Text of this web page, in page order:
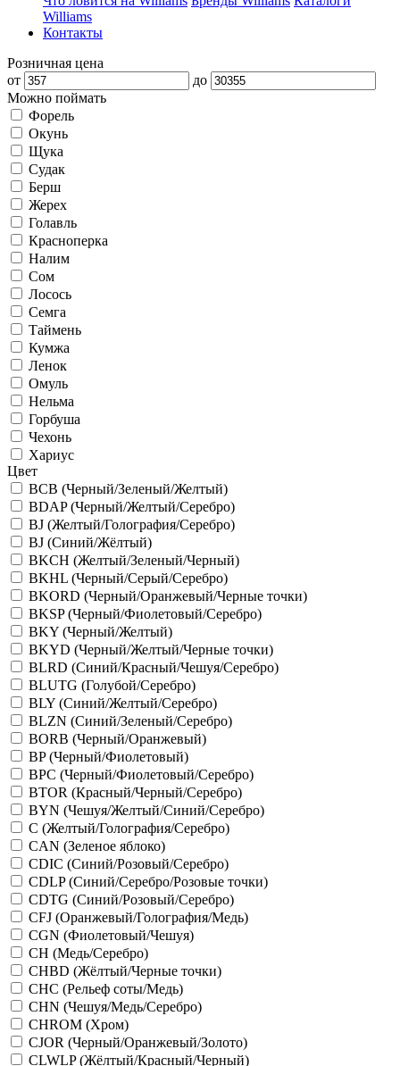
Williams
Контакты
Розничная цена
от
до
Можно поймать
Форель
Окунь
Щука
Судак
Берш
Жерех
Голавль
Красноперка
Налим
Сом
Лосось
Семга
Таймень
Кумжа
Ленок
Омуль
Нельма
Горбуша
Чехонь
Хариус
Цвет
BCB (Черный/Зеленый/Желтый)
BDAP (Черный/Желтый/Серебро)
BJ (Желтый/Голография/Серебро)
BJ (Синий/Жёлтый)
BKCH (Желтый/Зеленый/Черный)
BKHL (Черный/Серый/Серебро)
BKORD (Черный/Оранжевый/Черные точки)
BKSP (Черный/Фиолетовый/Серебро)
BKY (Черный/Желтый)
BKYD (Черный/Желтый/Черные точки)
BLRD (Синий/Красный/Чешуя/Серебро)
BLUTG (Голубой/Серебро)
BLY (Синий/Желтый/Серебро)
BLZN (Синий/Зеленый/Серебро)
BORB (Черный/Оранжевый)
BP (Черный/Фиолетовый)
BPC (Черный/Фиолетовый/Серебро)
BTOR (Красный/Черный/Серебро)
BYN (Чешуя/Желтый/Синий/Серебро)
C (Желтый/Голография/Серебро)
CAN (Зеленое яблоко)
CDIC (Синий/Розовый/Серебро)
CDLP (Синий/Серебро/Розовые точки)
CDTG (Синий/Розовый/Серебро)
CFJ (Оранжевый/Голография/Медь)
CGN (Фиолетовый/Чешуя)
CH (Медь/Серебро)
CHBD (Жёлтый/Черные точки)
CHC (Рельеф соты/Медь)
CHN (Чешуя/Медь/Серебро)
CHROM (Хром)
CJOR (Черный/Оранжевый/Золото)
CLWLP (Жёлтый/Красный/Черный)